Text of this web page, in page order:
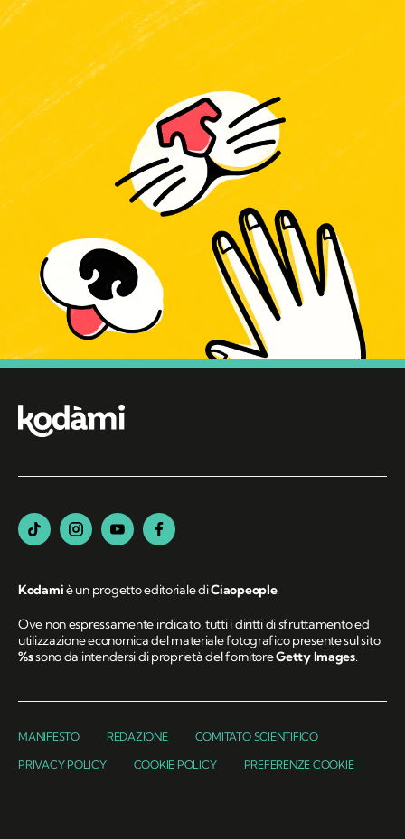
Kodamiè un progetto editoriale diCiaopeople.
Ove non espressamente indicato, tutti i diritti di sfruttamento ed
utilizzazione economica del materiale fotografico presente sul sito
%ssono da intendersi di proprietà del fornitoreGetty Images.
MANIFESTO REDAZIONE COMITATO SCIENTIFICO
PRIVACY POLICY COOKIE POLICY PREFERENZE COOKIE